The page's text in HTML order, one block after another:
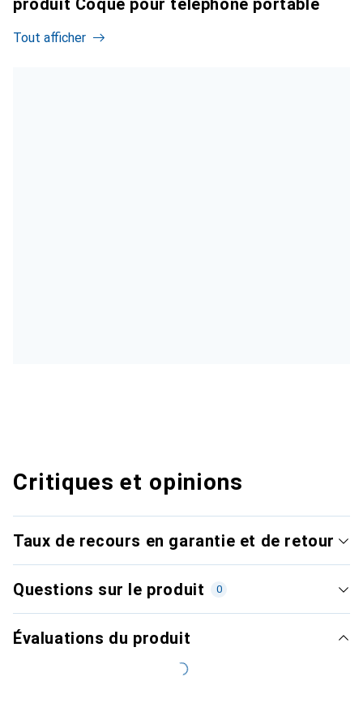
produit Coque pour téléphone portable
Tout afficher
Critiques et opinions
Taux de recours en garantie et de retour
Questions sur le produit 0
Évaluations du produit